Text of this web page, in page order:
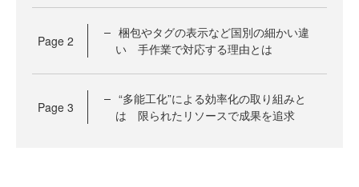
Page 2
梱包やタグの表示など国別の細かい違
い 手作業で対応する理由とは
Page 3
“多能工化”による効率化の取り組みと
は 限られたリソースで成果を追求